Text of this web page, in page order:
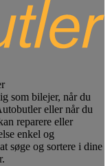
som bilejer, når du
eller når du
reparere eller
enkel og
søge og sortere i dine